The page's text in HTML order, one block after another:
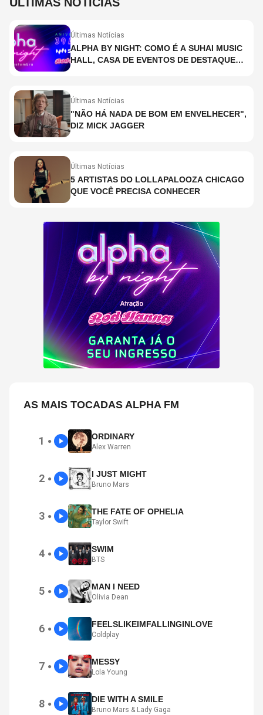
Últimas Notícias
ALPHA BY NIGHT: COMO É A SUHAI MUSIC
HALL, CASA DE EVENTOS DE DESTAQUE
Últimas Notícias
"NÃO HÁ NADA DE BOM EM ENVELHECER",
DIZ MICK JAGGER
Últimas Notícias
5 ARTISTAS DO LOLLAPALOOZA CHICAGO
QUE VOCÊ PRECISA CONHECER
AS MAIS TOCADAS ALPHA FM
1 ● ORDINARY
Alex Warren
2 ● I JUST MIGHT
Bruno Mars
3 ● THE FATE OF OPHELIA
Taylor Swift
4 ● SWIM
BTS
5 ● MAN I NEED
Olivia Dean
6 ● FEELSLIKEIMFALLINGINLOVE
Coldplay
7 ● MESSY
Lola Young
8 ● DIE WITH A SMILE
Bruno Mars & Lady Gaga